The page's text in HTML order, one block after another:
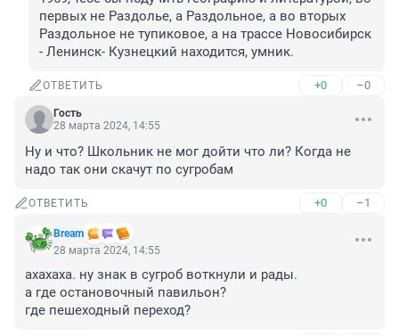
первых не Раздолье, а Раздольное, а во вторых
Раздольное не тупиковое, а на трассе Новосибирск
- Ленинск- Кузнецкий находится, умник.
ОТВЕТИТЬ +0 –0
Гость
28 марта 2024, 14:55
Ну и что? Школьник не мог дойти что ли? Когда не
надо так они скачут по сугробам
ОТВЕТИТЬ +0 –1
Bream
28 марта 2024, 14:55
ахахаха. ну знак в сугроб воткнули и рады.
а где остановочный павильон?
где пешеходный переход?